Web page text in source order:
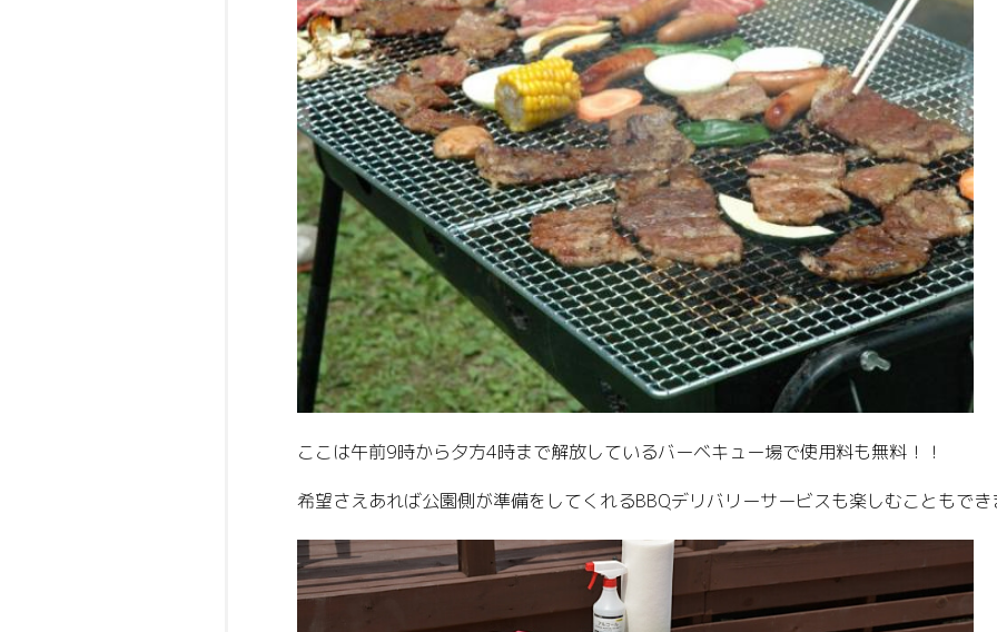
ここは午前9時から夕方4時まで解放しているバーベキュー場で使用料も無料！！
希望さえあれば公園側が準備をしてくれるBBQデリバリーサービスも楽しむこともでき